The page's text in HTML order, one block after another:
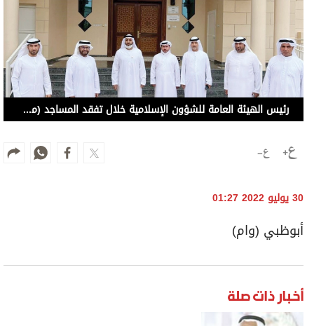
رئيس الهيئة العامة للشؤون الإسلامية خلال تفقد المساجد (من المصدر)
30 يوليو 2022 01:27
أبوظبي (وام)
أخبار ذات صلة